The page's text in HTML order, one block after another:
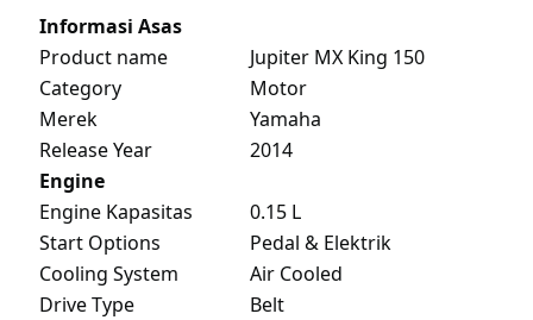
Informasi Asas
Product name
Jupiter MX King 150
Category
Motor
Merek
Yamaha
Release Year
2014
Engine
Engine Kapasitas
0.15 L
Start Options
Pedal & Elektrik
Cooling System
Air Cooled
Drive Type
Belt